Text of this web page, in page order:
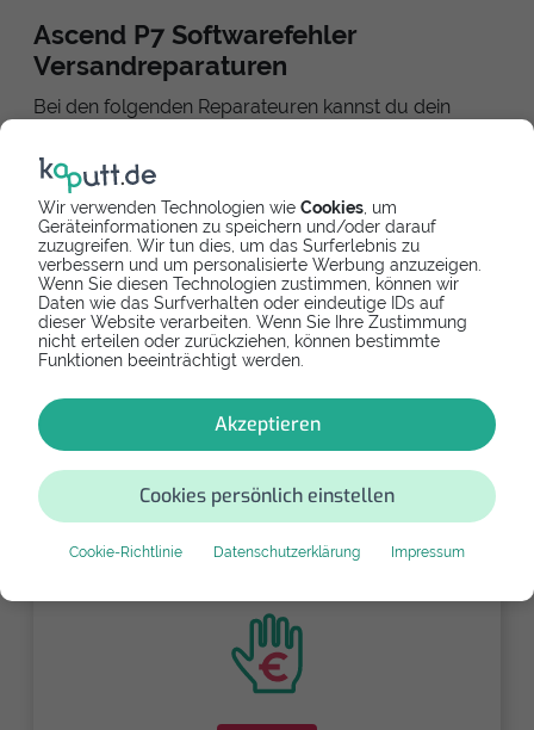
Wir verwenden Technologien wie Cookies , um
Geräteinformationen zu speichern und/oder darauf
zuzugreifen. Wir tun dies, um das Surferlebnis zu
verbessern und um personalisierte Werbung anzuzeigen.
Wenn Sie diesen Technologien zustimmen, können wir
Daten wie das Surfverhalten oder eindeutige IDs auf
dieser Website verarbeiten. Wenn Sie Ihre Zustimmung
nicht erteilen oder zurückziehen, können bestimmte
Funktionen beeinträchtigt werden.
Akzeptieren
Cookies persönlich einstellen
Cookie-Richtlinie Datenschutzerklärung Impressum
Ascend P7 Softwarefehler
Versandreparaturen
Bei den folgenden Reparateuren kannst du dein
Online bezahlen Versandreparatur
kaputt.de GmbH
Einfach reparieren - dein Reparaturspezialist
Angebot einholen
Ascend P7 Alternativen